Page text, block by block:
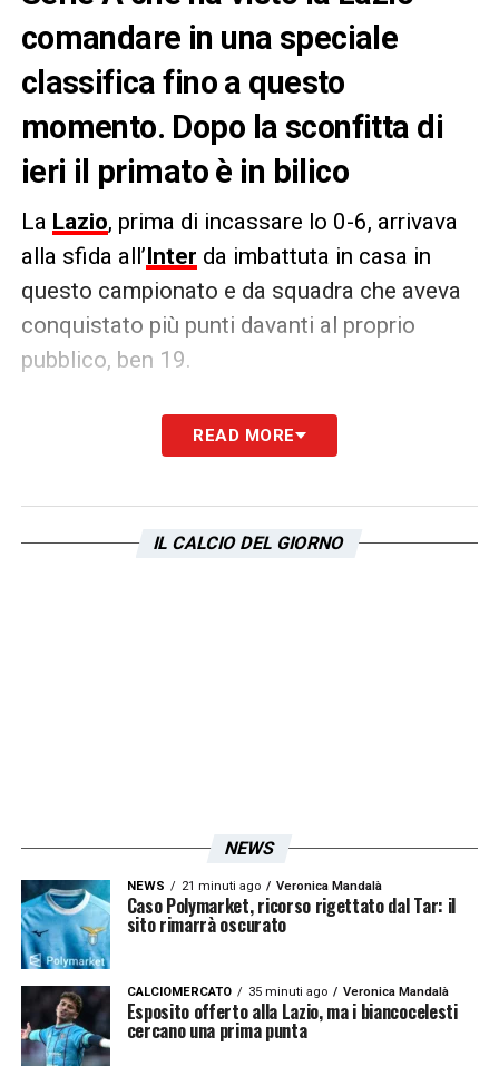
comandare in una speciale
classifica fino a questo
momento. Dopo la sconfitta di
ieri il primato è in bilico
La Lazio, prima di incassare lo 0-6, arrivava
alla sfida all’Inter da imbattuta in casa in
questo campionato e da squadra che aveva
conquistato più punti davanti al proprio
pubblico, ben 19.
Nel corso del prossimo turno sia Atalanta
che Fiorentina hanno l’opportunità di
READ MORE
IL CALCIO DEL GIORNO
NEWS
NEWS 21 minuti ago Veronica Mandalà
Caso Polymarket, ricorso rigettato dal Tar: il
sito rimarrà oscurato
CALCIOMERCATO 35 minuti ago Veronica Mandalà
Esposito offerto alla Lazio, ma i biancocelesti
cercano una prima punta